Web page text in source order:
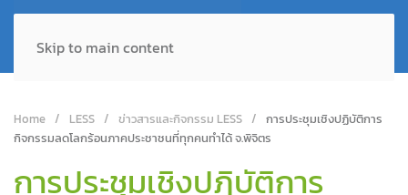
Skip to main content
Home LESS ข่าวสารและกิจกรรม LESS
การประชุมเชิงปฏิบัติการ
กิจกรรมลดโลกร้อนภาคประชาชนที่ทุกคนทำได้ จ.พิจิตร
การประชุมเชิงปฏิบัติการ